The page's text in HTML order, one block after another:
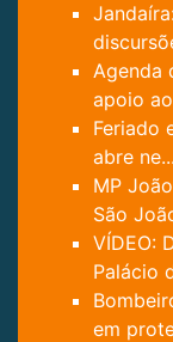
Agenda
apoio
Feriado
abre ne...
MP
São
VÍDEO:
Palácio
em